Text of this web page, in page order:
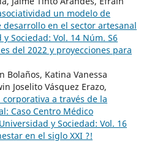
un modelo de
en el sector artesanal
Sociedad: Vol. 14 Núm. S6
del 2022 y proyecciones para
Bolaños, Katina Vanessa
Joselito Vásquez Erazo,
a través de la
Caso Centro Médico
Universidad y Sociedad: Vol. 16
en el siglo XXI ?!